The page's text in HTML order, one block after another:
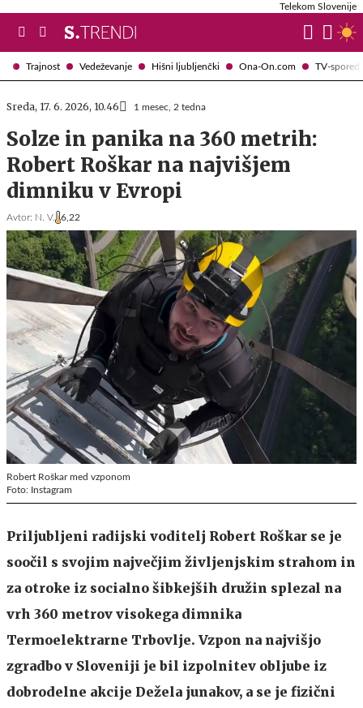
Trajnost Vedeževanje Hišni ljubljenčki Ona-On.com TV-spored
Telekom Slovenije
Sreda, 17. 6. 2026, 10.46 1 mesec, 2 tedna
Solze in panika na 360 metrih:
Robert Roškar na najvišjem
dimniku v Evropi
Avtor: N. V. 6,22
Robert Roškar med vzponom
Foto: Instagram
Priljubljeni radijski voditelj Robert Roškar se je
soočil s svojim največjim življenjskim strahom in
za otroke iz socialno šibkejših družin splezal na
vrh 360 metrov visokega dimnika
Termoelektrarne Trbovlje. Vzpon na najvišjo
zgradbo v Sloveniji je bil izpolnitev obljube iz
dobrodelne akcije Dežela junakov, a se je fizični